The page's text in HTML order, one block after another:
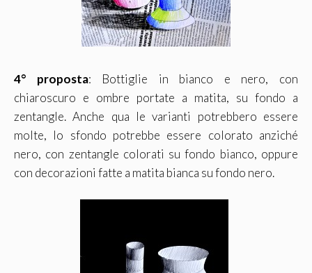
4° proposta: Bottiglie in bianco e nero, con
chiaroscuro e ombre portate a matita, su fondo a
zentangle. Anche qua le varianti potrebbero essere
molte, lo sfondo potrebbe essere colorato anziché
nero, con zentangle colorati su fondo bianco, oppure
con decorazioni fatte a matita bianca su fondo nero.